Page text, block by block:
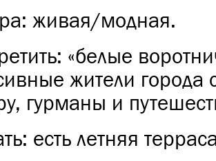
живая/модная.
«белые
жители
гурманы и
есть летняя